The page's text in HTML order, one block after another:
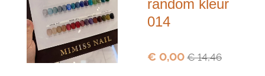
random kleur
014
€ 0,00 € 14,46